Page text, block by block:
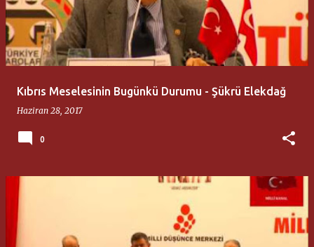
Kıbrıs Meselesinin Bugünkü Durumu - Şükrü Elekdağ
Haziran 28, 2017
0